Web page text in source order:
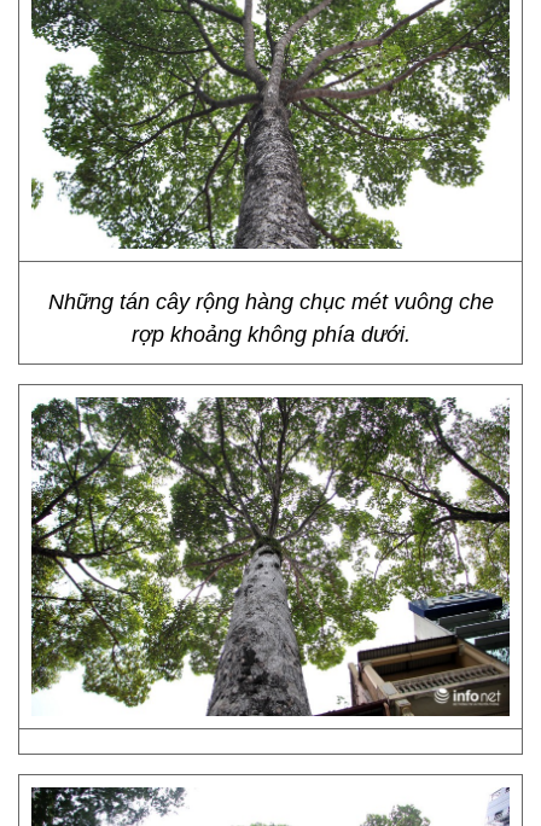
Những tán cây rộng hàng chục mét vuông che
rợp khoảng không phía dưới.